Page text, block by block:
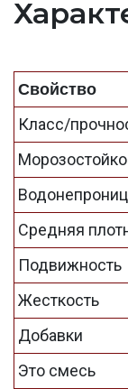
Свойство
Класс/
Средняя
Подвижность
Жесткость
Добавки
Это смесь